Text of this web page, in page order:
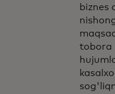
biznes
tobora